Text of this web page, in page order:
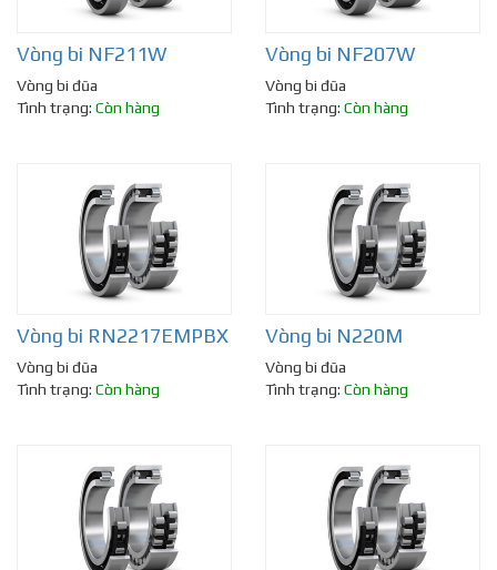
Vòng bi NF211W
Vòng bi đũa
Tình trạng: Còn hàng
Vòng bi NF207W
Vòng bi đũa
Tình trạng: Còn hàng
Vòng bi RN2217EMPBX
Vòng bi đũa
Tình trạng: Còn hàng
Vòng bi N220M
Vòng bi đũa
Tình trạng: Còn hàng